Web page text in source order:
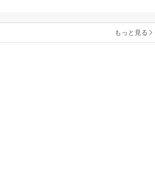
をつないで思わせ振りな登場をするキャラが何
物像が、絵として少し安定してないような感じ
ほうの作品ではニコラスを少々不透明に描いてい
写で、敢えて読者の目を多少くらましておく意図
らは典型的な偽装結婚話にヒロインがフテるとい
ーリーの独自性は、領土が絡んでいる、ことくら
で、そこまで彼の本心を疑わせなくても、とは思
悲惨なのだ。この話は、二人のヒロインも含める
ずれも辛い経験があり、昔は戦いに明け暮れて
もっと見る